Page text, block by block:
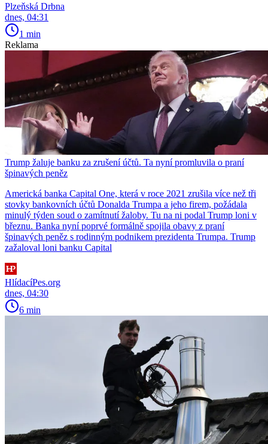
Plzeňská Drbna
dnes, 04:31
1 min
Reklama
Trump žaluje banku za zrušení účtů. Ta nyní promluvila o praní
špinavých peněz
Americká banka Capital One, která v roce 2021 zrušila více než tři
stovky bankovních účtů Donalda Trumpa a jeho firem, požádala
minulý týden soud o zamítnutí žaloby. Tu na ni podal Trump loni v
březnu. Banka nyní poprvé formálně spojila obavy z praní
špinavých peněz s rodinným podnikem prezidenta Trumpa. Trump
zažaloval loni banku Capital
HlídacíPes.org
dnes, 04:30
6 min